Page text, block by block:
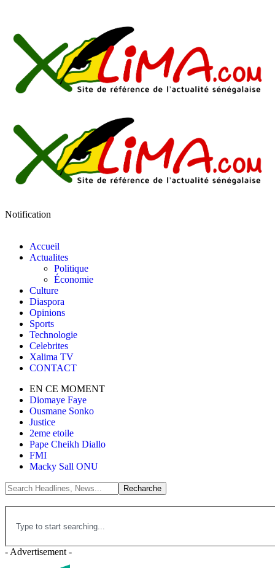
Notification
Accueil
Actualites
Politique
Économie
Culture
Diaspora
Opinions
Sports
Technologie
Celebrites
Xalima TV
CONTACT
EN CE MOMENT
Diomaye Faye
Ousmane Sonko
Justice
2eme etoile
Pape Cheikh Diallo
FMI
Macky Sall ONU
- Advertisement -